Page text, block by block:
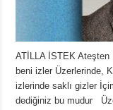
ATİLLA İSTEK
beni izler Üzerlerinde,
izlerinde saklı gizler
dediğiniz bu mudur